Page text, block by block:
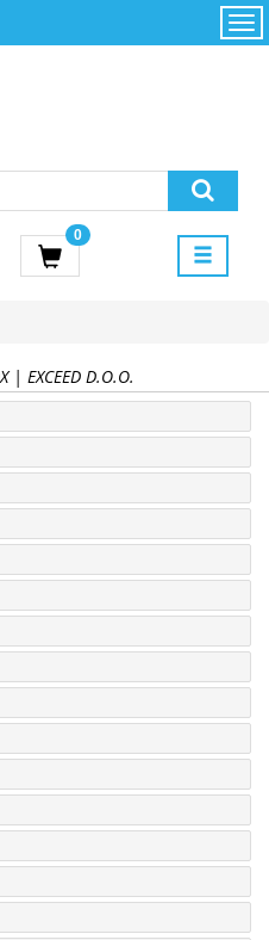
0
Početna
korišćenja i
PoweredByAsus
| EXCEED D.O.O.